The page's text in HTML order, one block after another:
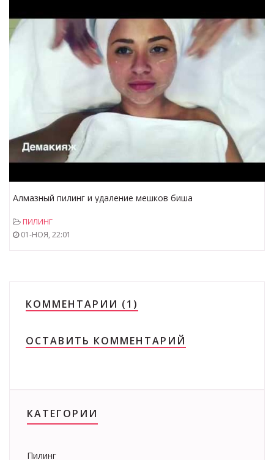
Алмазный пилинг и удаление мешков биша
ПИЛИНГ
01-НОЯ, 22:01
КОММЕНТАРИИ (1)
ОСТАВИТЬ КОММЕНТАРИЙ
КАТЕГОРИИ
Пилинг